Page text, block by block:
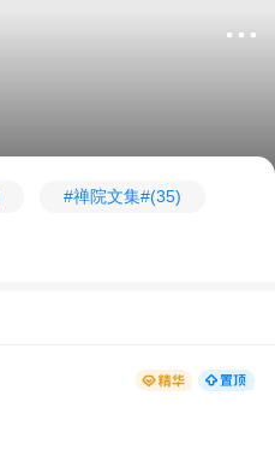
#禅院文集#(35)